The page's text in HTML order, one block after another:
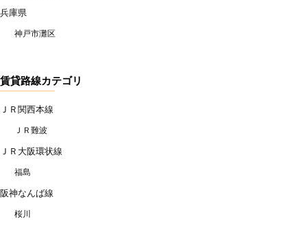
兵庫県
神戸市灘区
賃貸路線カテゴリ
ＪＲ関西本線
ＪＲ難波
ＪＲ大阪環状線
福島
阪神なんば線
桜川